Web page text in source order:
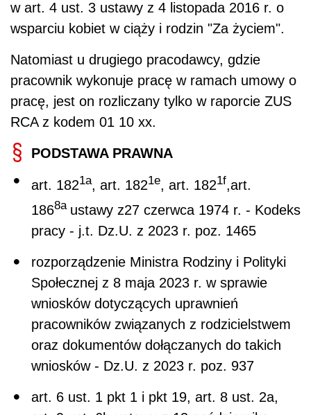
w art. 4 ust. 3 ustawy z 4 listopada 2016 r. o
wsparciu kobiet w ciąży i rodzin "Za życiem".
Natomiast u drugiego pracodawcy, gdzie
pracownik wykonuje pracę w ramach umowy o
pracę, jest on rozliczany tylko w raporcie ZUS
RCA z kodem 01 10 xx.
PODSTAWA PRAWNA
art. 1821a, art. 1821e, art. 1821f,art.
1868a ustawy z27 czerwca 1974 r. - Kodeks
pracy - j.t. Dz.U. z 2023 r. poz. 1465
rozporządzenie Ministra Rodziny i Polityki
Społecznej z 8 maja 2023 r. w sprawie
wniosków dotyczących uprawnień
pracowników związanych z rodzicielstwem
oraz dokumentów dołączanych do takich
wniosków - Dz.U. z 2023 r. poz. 937
art. 6 ust. 1 pkt 1 i pkt 19, art. 8 ust. 2a,